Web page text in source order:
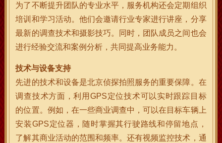
为了不断提升团队的专业水平，服务机构还会定期组织
培训和学习活动。他们会邀请行业专家进行讲座，分享
最新的调查技术和摄影技巧。同时，团队成员之间也会
进行经验交流和案例分析，共同提高业务能力。
技术与设备支持
先进的技术和设备是北京侦探拍照服务的重要保障。在
调查技术方面，利用GPS定位技术可以实时跟踪目标
的位置。例如，在一些商业调查中，可以在目标车辆上
安装GPS定位器，随时掌握其行驶路线和停留地点，
了解其商业活动的范围和频率。还有视频监控技术，通